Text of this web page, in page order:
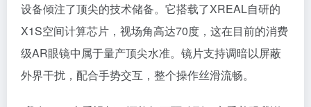
设备倾注了顶尖的技术储备。它搭载了XREAL自研的
X1S空间计算芯片，视场角高达70度，这在目前的消费
级AR眼镜中属于量产顶尖水准。镜片支持调暗以屏蔽
外界干扰，配合手势交互，整个操作丝滑流畅。